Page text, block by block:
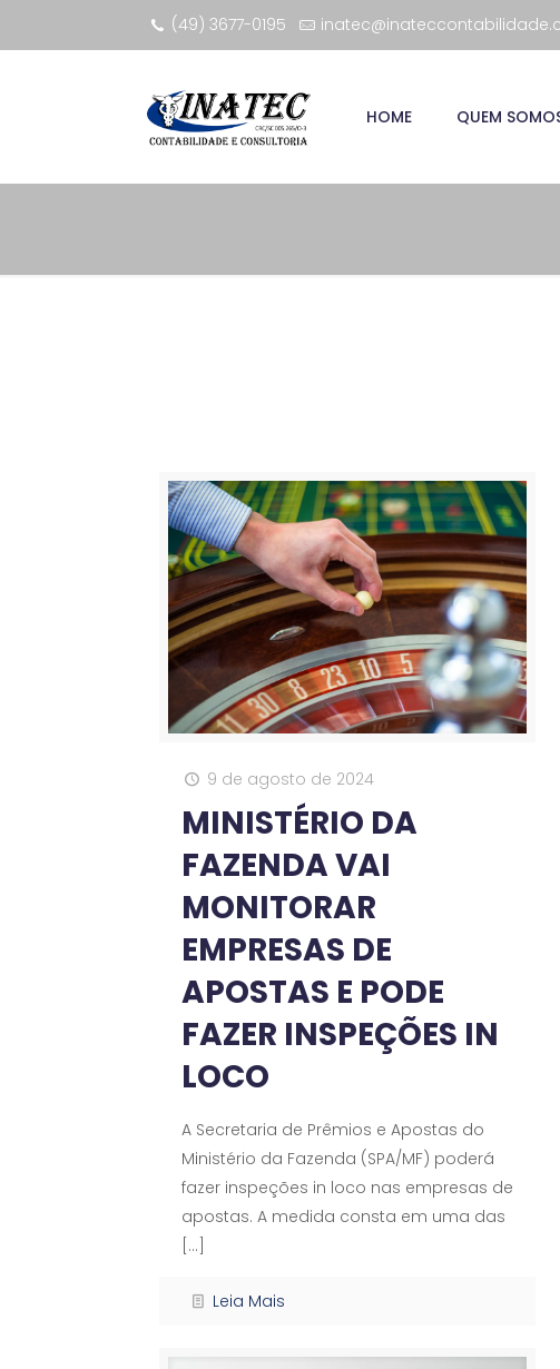
(49) 3677-0195
HOME QUEM
9 de agosto de 2024
MINISTÉRIO DA
FAZENDA VAI
MONITORAR
EMPRESAS DE
APOSTAS E PODE
FAZER INSPEÇÕES IN
LOCO
A Secretaria de Prêmios e Apostas do
Ministério da Fazenda (SPA/MF) poderá
fazer inspeções in loco nas empresas de
apostas. A medida consta em uma das
[…]
Leia Mais